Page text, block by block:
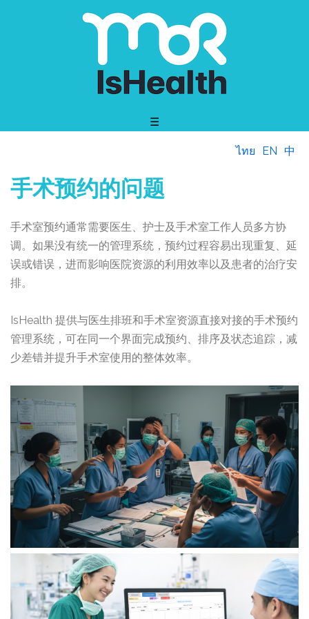
☰
ไทย EN 中
手术预约的问题
手术室预约通常需要医生、护士及手术室工作人员多方协
调。如果没有统一的管理系统，预约过程容易出现重复、延
误或错误，进而影响医院资源的利用效率以及患者的治疗安
排。
IsHealth 提供与医生排班和手术室资源直接对接的手术预约
管理系统，可在同一个界面完成预约、排序及状态追踪，减
少差错并提升手术室使用的整体效率。